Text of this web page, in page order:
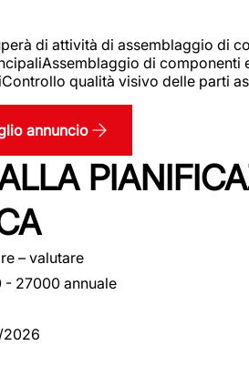
di attività di assemblaggio di
di
qualità visivo delle parti
annuncio
– valutare
- 27000 annuale